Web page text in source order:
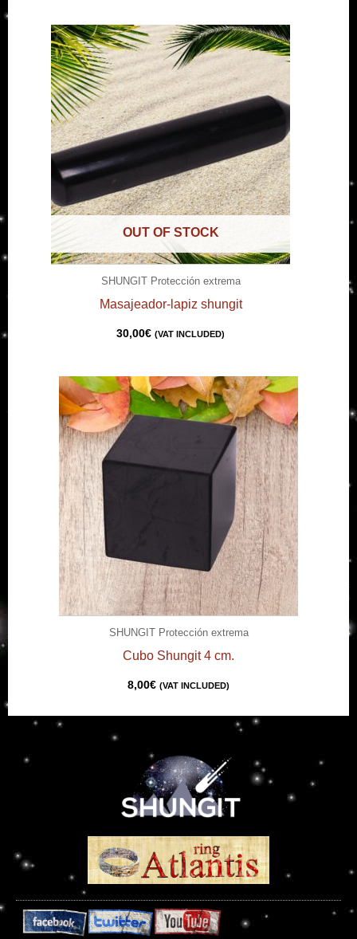
OUT OF STOCK
SHUNGIT Protección extrema
Masajeador-lapiz shungit
30,00€ (VAT INCLUDED)
SHUNGIT Protección extrema
Cubo Shungit 4 cm.
8,00€ (VAT INCLUDED)